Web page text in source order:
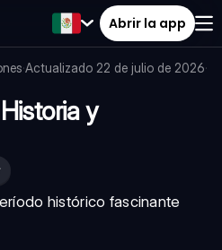
Abrir la app
·Actualizado 22 de julio de 2026·
y
histórico fascinante